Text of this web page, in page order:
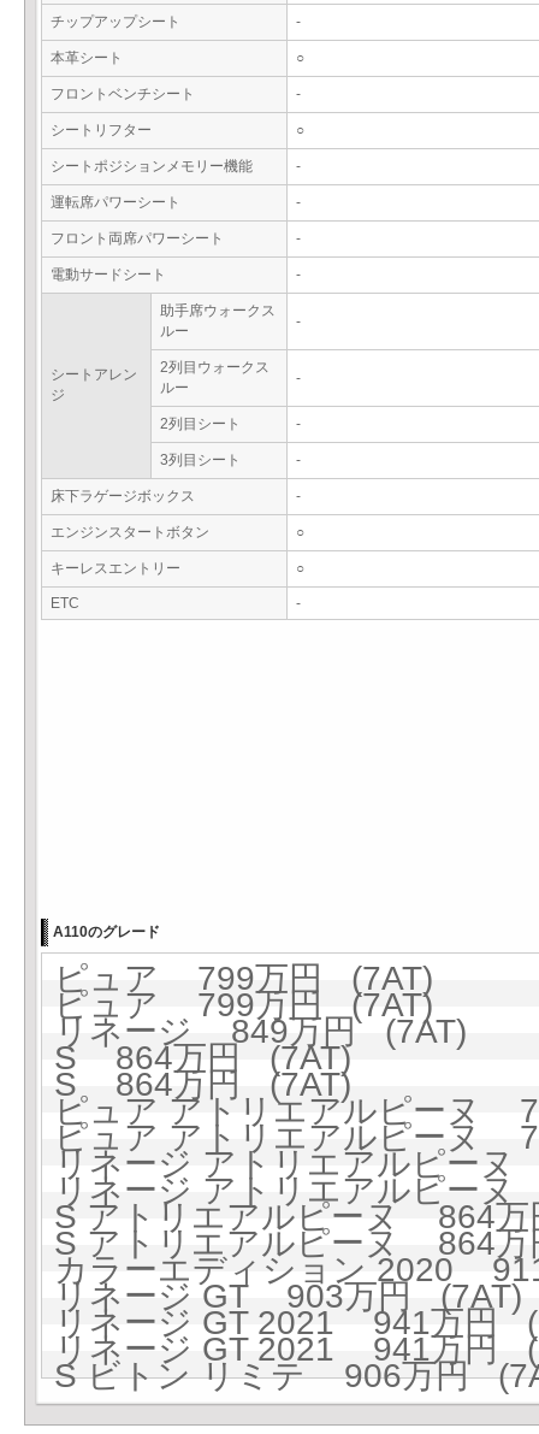
チップアップシート -
本革シート ○
フロントベンチシート -
シートリフター ○
シートポジションメモリー機能 -
運転席パワーシート -
フロント両席パワーシート -
電動サードシート -
シートアレン
ジ
助手席ウォークス
ルー
-
2列目ウォークス
ルー
-
2列目シート -
3列目シート -
床下ラゲージボックス -
エンジンスタートボタン ○
キーレスエントリー ○
ETC -
A110のグレード
ピュア 799万円 (7AT)
ピュア 799万円 (7AT)
リネージ 849万円 (7AT)
S 864万円 (7AT)
S 864万円 (7AT)
ピュア アトリエアルピーヌ
ピュア アトリエアルピーヌ
リネージ アトリエアルピー
リネージ アトリエアルピー
S アトリエアルピーヌ 864
S アトリエアルピーヌ 864
カラーエディション 2020
リネージ GT 903万円 (7AT)
リネージ GT 2021 941万円
リネージ GT 2021 941万円
S ビトン リミテ 906万円